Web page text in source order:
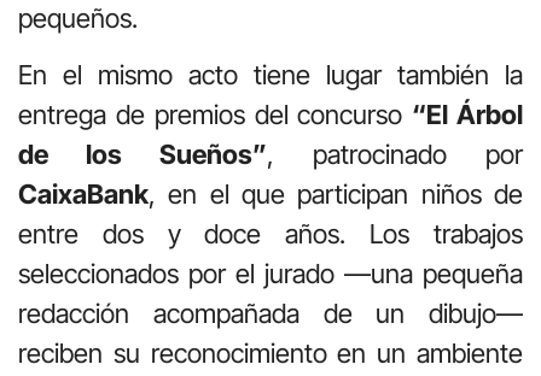
pequeños.
En el mismo acto tiene lugar también la
entrega de premios del concurso “El Árbol
de los Sueños”, patrocinado por
CaixaBank, en el que participan niños de
entre dos y doce años. Los trabajos
seleccionados por el jurado —una pequeña
redacción acompañada de un dibujo—
reciben su reconocimiento en un ambiente